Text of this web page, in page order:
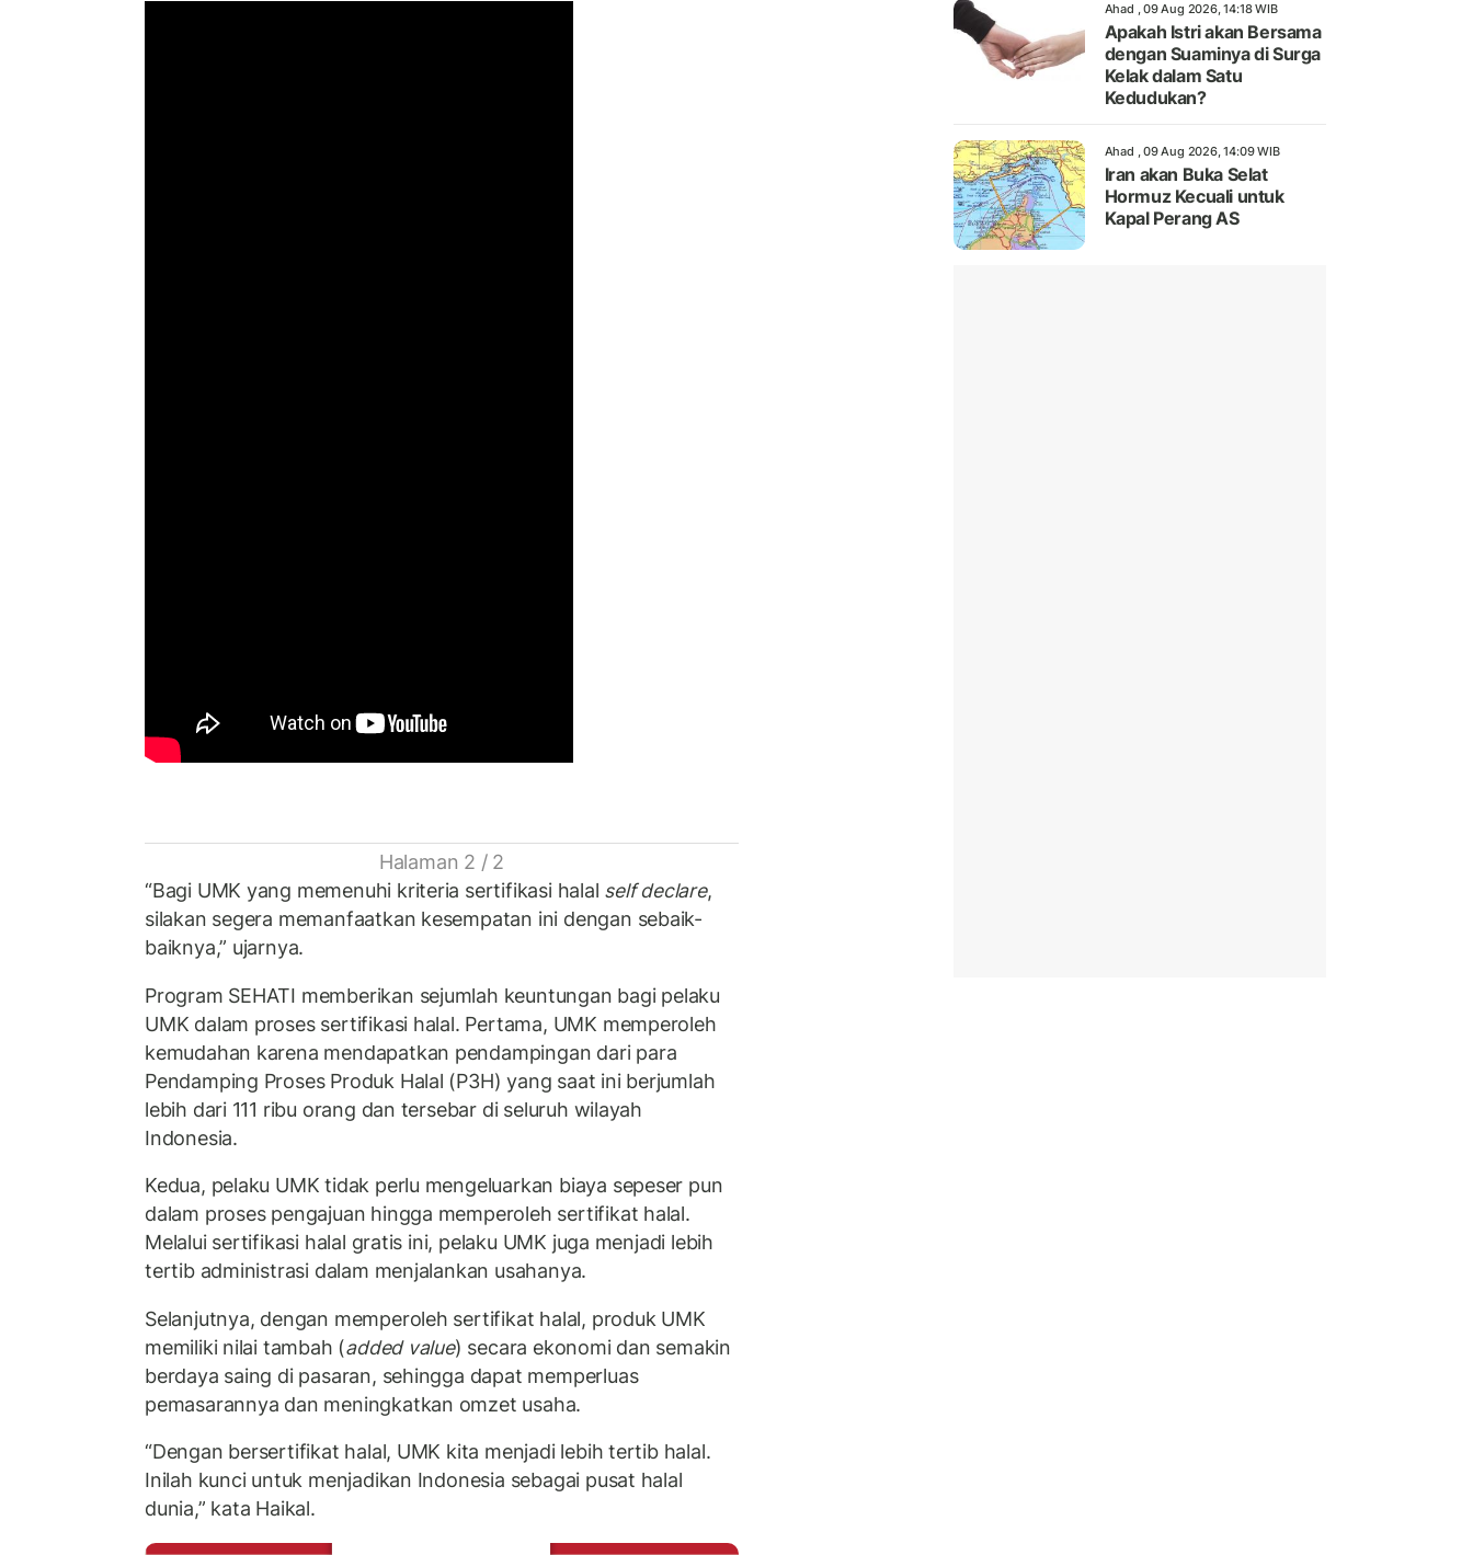
Halaman 2 / 2
“Bagi UMK yang memenuhi kriteria sertifikasi halal self declare,
silakan segera memanfaatkan kesempatan ini dengan sebaik-
baiknya,” ujarnya.
Program SEHATI memberikan sejumlah keuntungan bagi pelaku
UMK dalam proses sertifikasi halal. Pertama, UMK memperoleh
kemudahan karena mendapatkan pendampingan dari para
Pendamping Proses Produk Halal (P3H) yang saat ini berjumlah
lebih dari 111 ribu orang dan tersebar di seluruh wilayah
Indonesia.
Kedua, pelaku UMK tidak perlu mengeluarkan biaya sepeser pun
dalam proses pengajuan hingga memperoleh sertifikat halal.
Melalui sertifikasi halal gratis ini, pelaku UMK juga menjadi lebih
tertib administrasi dalam menjalankan usahanya.
Selanjutnya, dengan memperoleh sertifikat halal, produk UMK
memiliki nilai tambah (added value) secara ekonomi dan semakin
berdaya saing di pasaran, sehingga dapat memperluas
pemasarannya dan meningkatkan omzet usaha.
“Dengan bersertifikat halal, UMK kita menjadi lebih tertib halal.
Inilah kunci untuk menjadikan Indonesia sebagai pusat halal
dunia,” kata Haikal.
Ahad , 09 Aug 2026, 14:18 WIB
Apakah Istri akan Bersama
dengan Suaminya di Surga
Kelak dalam Satu
Kedudukan?
Ahad , 09 Aug 2026, 14:09 WIB
Iran akan Buka Selat
Hormuz Kecuali untuk
Kapal Perang AS